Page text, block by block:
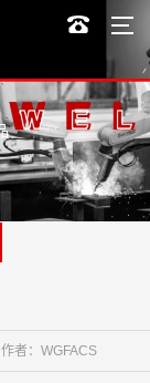
作者：WGFACS